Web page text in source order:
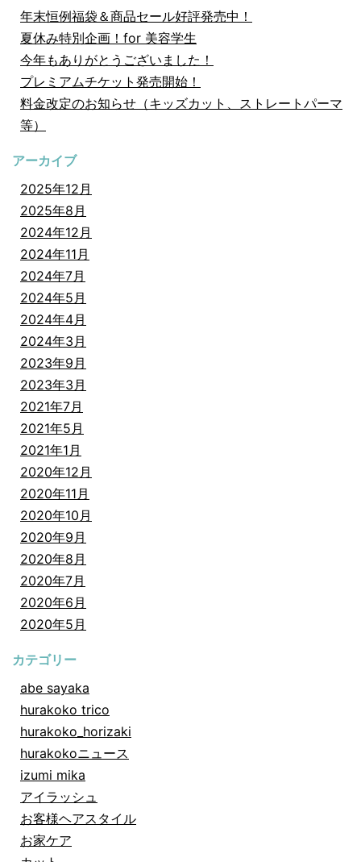
年末恒例福袋＆商品セール好評発売中！
夏休み特別企画！for 美容学生
今年もありがとうございました！
プレミアムチケット発売開始！
料金改定のお知らせ（キッズカット、ストレートパーマ
等）
アーカイブ
2025年12月
2025年8月
2024年12月
2024年11月
2024年7月
2024年5月
2024年4月
2024年3月
2023年9月
2023年3月
2021年7月
2021年5月
2021年1月
2020年12月
2020年11月
2020年10月
2020年9月
2020年8月
2020年7月
2020年6月
2020年5月
カテゴリー
abe sayaka
hurakoko trico
hurakoko_horizaki
hurakokoニュース
izumi mika
アイラッシュ
お客様ヘアスタイル
お家ケア